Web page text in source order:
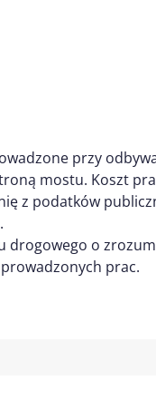
przy
mostu. Koszt
z podatków
drogowego o
prac.